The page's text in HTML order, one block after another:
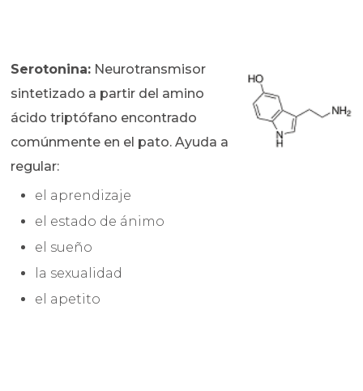
Serotonina: Neurotransmisor
sintetizado a partir del amino
ácido triptófano encontrado
comúnmente en el pato. Ayuda a
regular:
el aprendizaje
el estado de ánimo
el sueño
la sexualidad
el apetito